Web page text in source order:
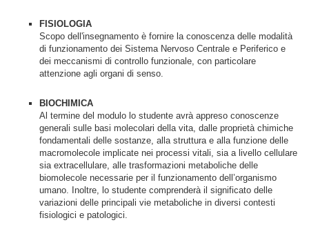
FISIOLOGIA
Scopo dell'insegnamento è fornire la conoscenza delle modalità
di funzionamento dei Sistema Nervoso Centrale e Periferico e
dei meccanismi di controllo funzionale, con particolare
attenzione agli organi di senso.
BIOCHIMICA
Al termine del modulo lo studente avrà appreso conoscenze
generali sulle basi molecolari della vita, dalle proprietà chimiche
fondamentali delle sostanze, alla struttura e alla funzione delle
macromolecole implicate nei processi vitali, sia a livello cellulare
sia extracellulare, alle trasformazioni metaboliche delle
biomolecole necessarie per il funzionamento dell’organismo
umano. Inoltre, lo studente comprenderà il significato delle
variazioni delle principali vie metaboliche in diversi contesti
fisiologici e patologici.